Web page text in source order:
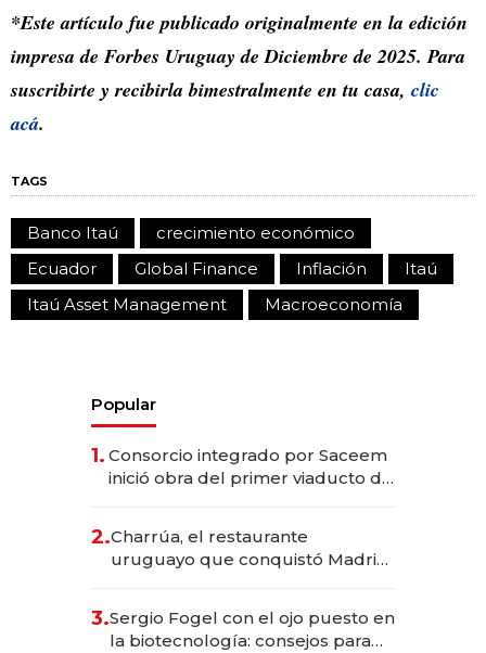
*Este artículo fue publicado originalmente en la edición
impresa de Forbes Uruguay de Diciembre de 2025. Para
suscribirte y recibirla bimestralmente en tu casa, clic
acá.
TAGS
Banco Itaú
crecimiento económico
Ecuador
Global Finance Inflación
Itaú
Itaú Asset Management
Macroeconomía
Popular
1. Consorcio integrado por Saceem
inició obra del primer viaducto de
millones
2.Charrúa, el restaurante
uruguayo que conquistó Madrid:
anticipación y prepara apertura
3.Sergio Fogel con el ojo puesto en
la biotecnología: consejos para